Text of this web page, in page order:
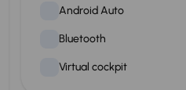
Android Auto
Bluetooth
Virtual cockpit